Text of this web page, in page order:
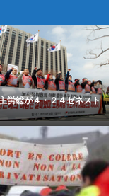
労総が４・２４ゼネスト